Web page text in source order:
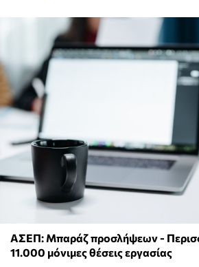
ΑΣΕΠ: Μπαράζ προσλήψεων -
11.000 μόνιμες θέσεις εργασίας